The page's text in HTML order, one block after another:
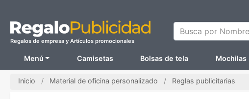
Regalos de empresa y Artículos promocionales
Busca por Nombre
Menú Camisetas Bolsas de tela Mochilas
Inicio Material de oficina personalizado Reglas publicitarias